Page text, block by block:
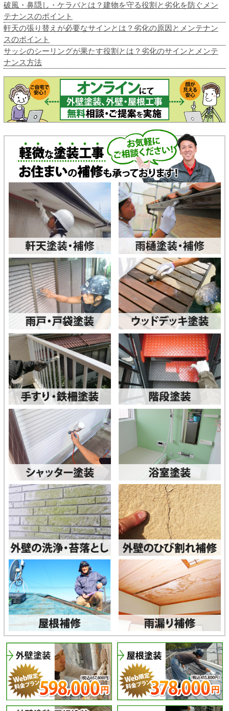
破風・鼻隠し・ケラバとは？建物を守る役割と劣化を防ぐメン
テナンスのポイント
軒天の張り替えが必要なサインとは？劣化の原因とメンテナン
スのポイント
サッシのシーリングが果たす役割とは？劣化のサインとメンテ
ナンス方法